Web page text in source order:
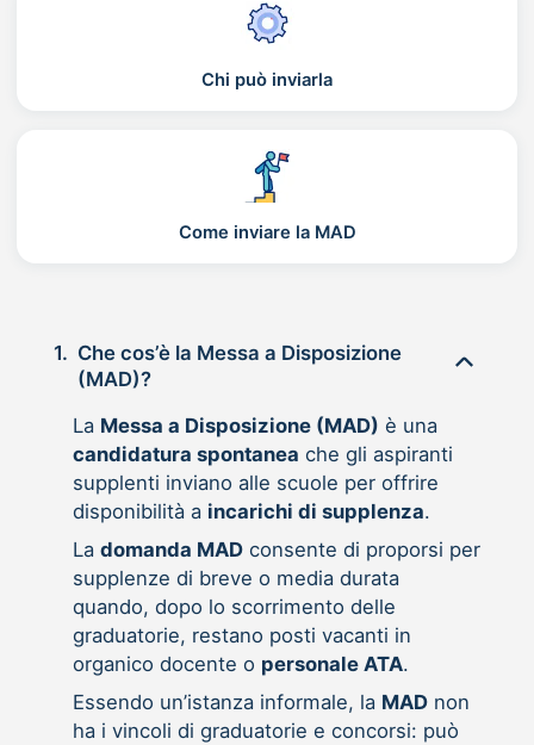
Chi può inviarla
Come inviare la MAD
1. Che cos’è la Messa a Disposizione
(MAD)?
La Messa a Disposizione (MAD) è una
candidatura spontanea che gli aspiranti
supplenti inviano alle scuole per offrire
disponibilità a incarichi di supplenza.
La domanda MADconsente di proporsi per
supplenze di breve o media durata
quando, dopo lo scorrimento delle
graduatorie, restano posti vacanti in
organico docente o personale ATA.
Essendo un’istanza informale, la MADnon
ha i vincoli di graduatorie e concorsi: può